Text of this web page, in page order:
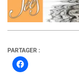
PARTAGER :